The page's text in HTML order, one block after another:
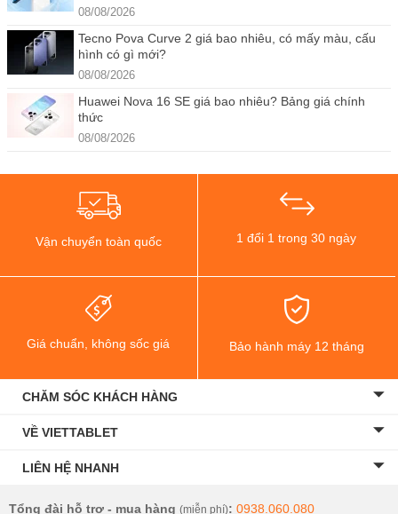
08/08/2026
Tecno Pova Curve 2 giá bao nhiêu, có mấy màu, cấu
hình có gì mới?
08/08/2026
Huawei Nova 16 SE giá bao nhiêu? Bảng giá chính
thức
08/08/2026
Vận chuyển toàn quốc 1 đổi 1 trong 30 ngày
Giá chuẩn, không sốc giá Bảo hành máy 12 tháng
CHĂM SÓC KHÁCH HÀNG
VỀ VIETTABLET
LIÊN HỆ NHANH
Tổng đài hỗ trợ - mua hàng (miễn phí): 0938.060.080